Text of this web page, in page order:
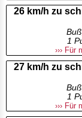
26 km/h zu
1
›››
27 km/h zu
1
›››